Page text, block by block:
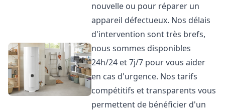
nouvelle ou pour réparer un
appareil défectueux. Nos délais
d'intervention sont très brefs,
nous sommes disponibles
24h/24 et 7j/7 pour vous aider
en cas d'urgence. Nos tarifs
compétitifs et transparents vous
permettent de bénéficier d'un